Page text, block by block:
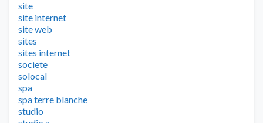
site
site internet
site web
sites
sites internet
societe
solocal
spa
spa terre blanche
studio